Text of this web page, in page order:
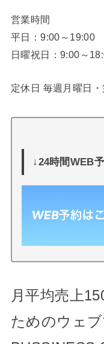
営業時間
平日：9:00～19:00
日曜祝日：9:00～
定休日 毎週月曜日
↓24時間WEB
月平均売上
ためのウェ